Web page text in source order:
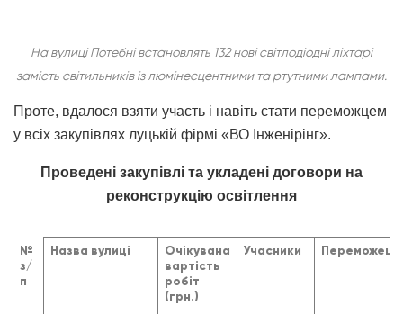
На вулиці Потебні встановлять 132 нові світлодіодні ліхтарі
замість світильників із люмінесцентними та ртутними лампами.
Проте, вдалося взяти участь і навіть стати переможцем
у всіх закупівлях луцькій фірмі «ВО Інженірінг».
Проведені закупівлі та укладені договори на
реконструкцію освітлення
№
з/
п
Назва вулиці
Очікувана
вартість
робіт
(грн.)
Учасники Переможець